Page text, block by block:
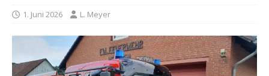
1. Juni 2026 L. Meyer